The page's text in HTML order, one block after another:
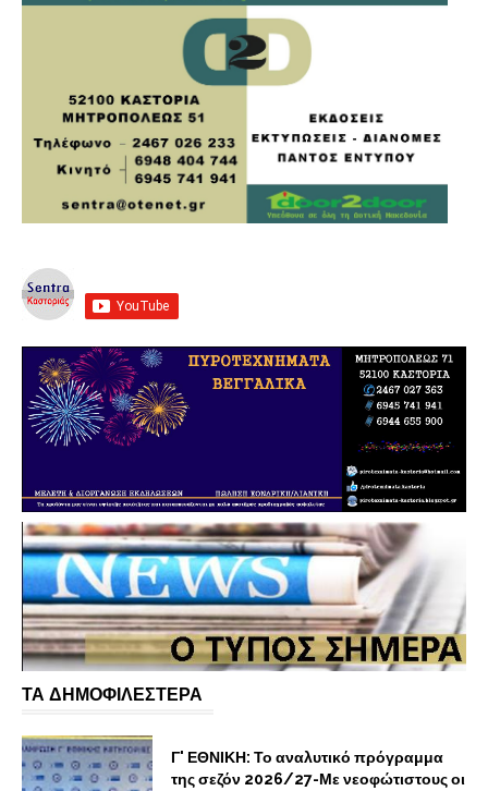
ΤΑ ΔΗΜΟΦΙΛΕΣΤΕΡΑ
Γ' ΕΘΝΙΚΗ: Το αναλυτικό πρόγραμμα
της σεζόν 2026/27-Με νεοφώτιστους οι